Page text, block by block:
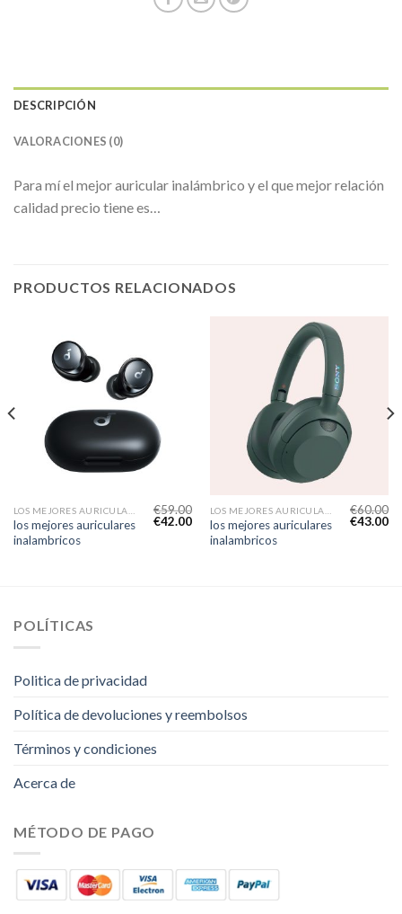
DESCRIPCIÓN
VALORACIONES (0)
Para mí el mejor auricular inalámbrico y el que mejor relación
calidad precio tiene es…
PRODUCTOS RELACIONADOS
los mejores auriculares
inalambricos
€59.00
€42.00
los mejores auriculares
inalambricos
€60.00
€43.00
POLÍTICAS
Politica de privacidad
Política de devoluciones y reembolsos
Términos y condiciones
Acerca de
MÉTODO DE PAGO